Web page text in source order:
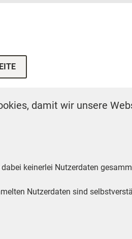
damit wir unsere
keinerlei Nutzerdaten
Nutzerdaten sind